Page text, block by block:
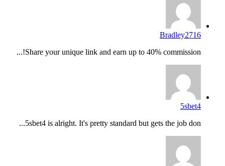
Bradley2716
Share your unique link and earn up to 40% commission!...
5sbet4
5sbet4 is alright. It's pretty standard but gets the job don...